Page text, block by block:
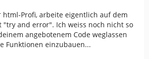
Profi, arbeite eigentlich auf dem
"try and error". Ich weiss noch nicht so
angebotenem Code weglassen
Funktionen einzubauen...